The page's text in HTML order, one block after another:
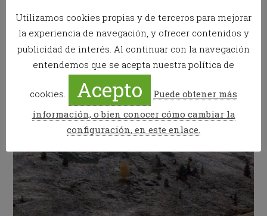
Utilizamos cookies propias y de terceros para mejorar
la experiencia de navegación, y ofrecer contenidos y
publicidad de interés. Al continuar con la navegación
entendemos que se acepta nuestra política de
cookies. Acepto
Puede obtener más
información, o bien conocer cómo cambiar la
configuración, en este enlace.